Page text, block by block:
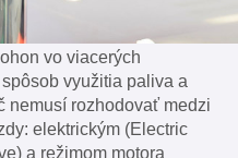
vo viacerých
využitia paliva a
nemusí rozhodovať medzi
elektrickým (Electric
a režimom motora